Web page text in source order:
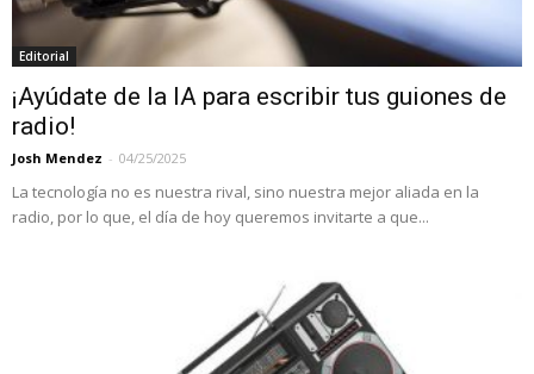
Editorial
¡Ayúdate de la IA para escribir tus guiones de
radio!
Josh Mendez - 04/25/2025
La tecnología no es nuestra rival, sino nuestra mejor aliada en la
radio, por lo que, el día de hoy queremos invitarte a que...